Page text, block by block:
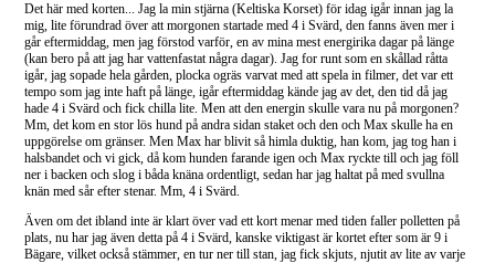
Det här med korten... Jag la min stjärna (Keltiska Korset) för idag igår innan jag la
mig, lite förundrad över att morgonen startade med 4 i Svärd, den fanns även mer i
går eftermiddag, men jag förstod varför, en av mina mest energirika dagar på länge
(kan bero på att jag har vattenfastat några dagar). Jag for runt som en skållad råtta
igår, jag sopade hela gården, plocka ogräs varvat med att spela in filmer, det var ett
tempo som jag inte haft på länge, igår eftermiddag kände jag av det, den tid då jag
hade 4 i Svärd och fick chilla lite. Men att den energin skulle vara nu på morgonen?
Mm, det kom en stor lös hund på andra sidan staket och den och Max skulle ha en
uppgörelse om gränser. Men Max har blivit så himla duktig, han kom, jag tog han i
halsbandet och vi gick, då kom hunden farande igen och Max ryckte till och jag föll
ner i backen och slog i båda knäna ordentligt, sedan har jag haltat på med svullna
knän med sår efter stenar. Mm, 4 i Svärd.
Även om det ibland inte är klart över vad ett kort menar med tiden faller polletten på
plats, nu har jag även detta på 4 i Svärd, kanske viktigast är kortet efter som är 9 i
Bägare, vilket också stämmer, en tur ner till stan, jag fick skjuts, njutit av lite av varje